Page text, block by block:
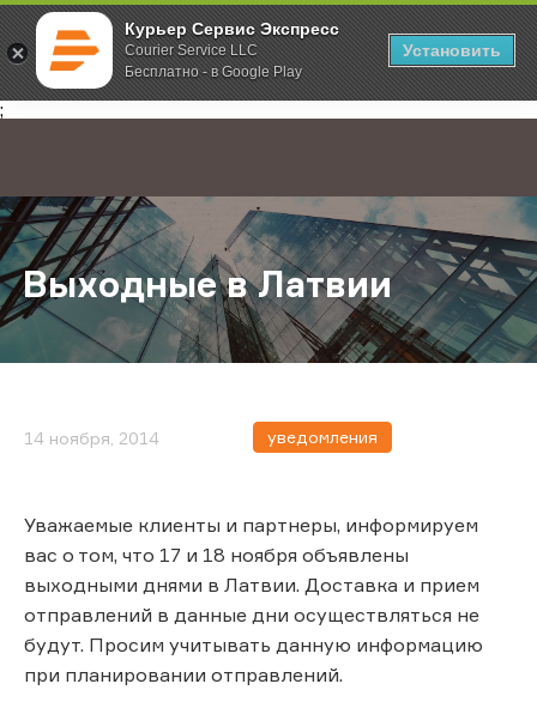
Курьер Сервис Экспресс
Courier Service LLC
Бесплатно - в Google Play
Установить
;
Главная О компании Новости Выходные в Латвии
Выходные в Латвии
14 ноября, 2014 уведомления
Уважаемые клиенты и партнеры, информируем
вас о том, что 17 и 18 ноября объявлены
выходными днями в Латвии. Доставка и прием
отправлений в данные дни осуществляться не
будут. Просим учитывать данную информацию
при планировании отправлений.